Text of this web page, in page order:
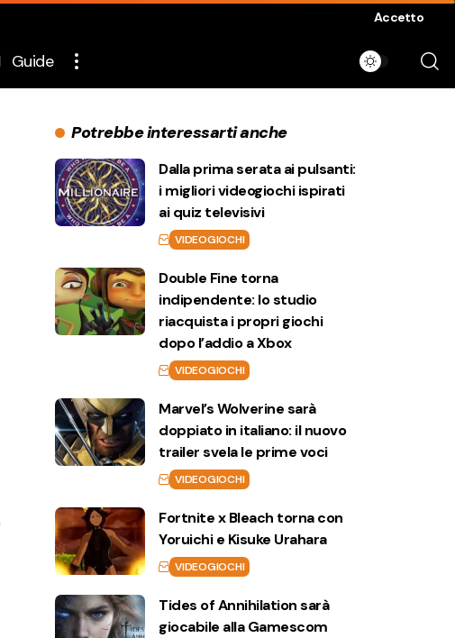
Accetto
Guide
Potrebbe interessarti anche
Dalla prima serata ai pulsanti:
i migliori videogiochi ispirati
ai quiz televisivi
VIDEOGIOCHI
Double Fine torna
indipendente: lo studio
riacquista i propri giochi
dopo l’addio a Xbox
VIDEOGIOCHI
Marvel’s Wolverine sarà
doppiato in italiano: il nuovo
trailer svela le prime voci
VIDEOGIOCHI
Fortnite x Bleach torna con
Yoruichi e Kisuke Urahara
VIDEOGIOCHI
Tides of Annihilation sarà
giocabile alla Gamescom